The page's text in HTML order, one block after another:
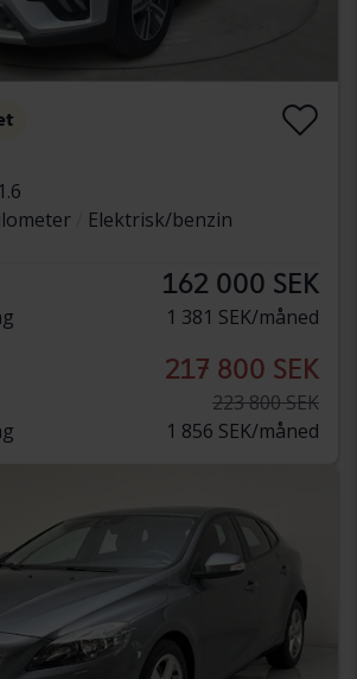
Elektrisk/benzin
162 000 SEK
1 381 SEK/måned
217 800 SEK
223 800 SEK
1 856 SEK/måned